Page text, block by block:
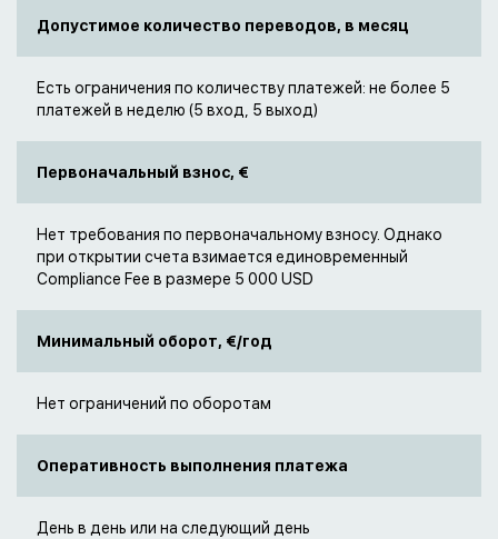
Допустимое количество переводов, в месяц
Есть ограничения по количеству платежей: не более 5
платежей в неделю (5 вход, 5 выход)
Первоначальный взнос, €
Нет требования по первоначальному взносу. Однако
при открытии счета взимается единовременный
Compliance Fee в размере 5 000 USD
Минимальный оборот, €/год
Нет ограничений по оборотам
Оперативность выполнения платежа
День в день или на следующий день